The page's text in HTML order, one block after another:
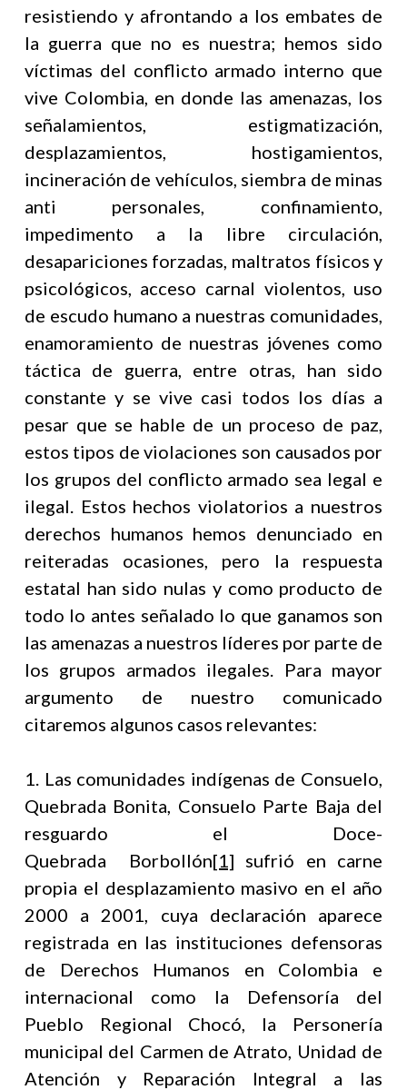
resistiendo y afrontando a los embates de
la guerra que no es nuestra; hemos sido
víctimas del conflicto armado interno que
vive Colombia, en donde las amenazas, los
señalamientos, estigmatización,
desplazamientos, hostigamientos,
incineración de vehículos, siembra de minas
anti personales, confinamiento,
impedimento a la libre circulación,
desapariciones forzadas, maltratos físicos y
psicológicos, acceso carnal violentos, uso
de escudo humano a nuestras comunidades,
enamoramiento de nuestras jóvenes como
táctica de guerra, entre otras, han sido
constante y se vive casi todos los días a
pesar que se hable de un proceso de paz,
estos tipos de violaciones son causados por
los grupos del conflicto armado sea legal e
ilegal. Estos hechos violatorios a nuestros
derechos humanos hemos denunciado en
reiteradas ocasiones, pero la respuesta
estatal han sido nulas y como producto de
todo lo antes señalado lo que ganamos son
las amenazas a nuestros líderes por parte de
los grupos armados ilegales. Para mayor
argumento de nuestro comunicado
citaremos algunos casos relevantes:
1. Las comunidades indígenas de Consuelo,
Quebrada Bonita, Consuelo Parte Baja del
resguardo el Doce-
Quebrada Borbollón[1] sufrió en carne
propia el desplazamiento masivo en el año
2000 a 2001, cuya declaración aparece
registrada en las instituciones defensoras
de Derechos Humanos en Colombia e
internacional como la Defensoría del
Pueblo Regional Chocó, la Personería
municipal del Carmen de Atrato, Unidad de
Atención y Reparación Integral a las